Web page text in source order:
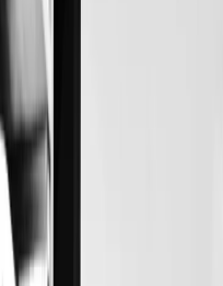
Inspiration
Checklist
Guests
Gallery
Map